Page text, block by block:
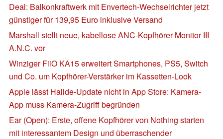
Deal: Balkonkraftwerk mit Envertech-Wechselrichter jetzt
günstiger für 139,95 Euro inklusive Versand
Marshall stellt neue, kabellose ANC-Kopfhörer Monitor III
A.N.C. vor
Winziger FiiO KA15 erweitert Smartphones, PS5, Switch
und Co. um Kopfhörer-Verstärker im Kassetten-Look
Apple lässt Halide-Update nicht in App Store: Kamera-
App muss Kamera-Zugriff begründen
Ear (Open): Erste, offene Kopfhörer von Nothing starten
mit interessantem Design und überraschender